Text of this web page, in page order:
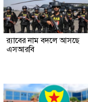
র‍্যাবের নাম বদলে আসছে
এসআরবি